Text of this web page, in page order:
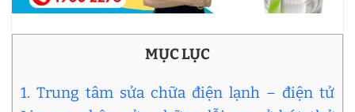
MỤC LỤC
1. Trung tâm sửa chữa điện lạnh – điện tử